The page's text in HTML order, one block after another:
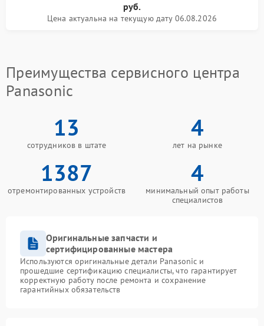
руб.
Цена актуальна на текущую дату 06.08.2026
Преимущества сервисного центра
Panasonic
13
сотрудников в штате
4
лет на рынке
1387
отремонтированных устройств
4
минимальный опыт работы
специалистов
Оригинальные запчасти и
сертифицированные мастера
Используются оригинальные детали Panasonic и
прошедшие сертификацию специалисты, что гарантирует
корректную работу после ремонта и сохранение
гарантийных обязательств